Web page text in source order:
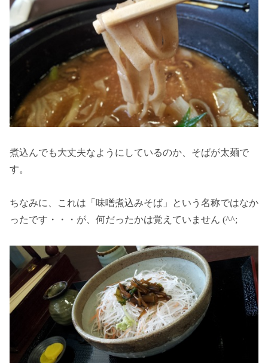
煮込んでも大丈夫なようにしているのか、そばが太麺で
す。
ちなみに、これは「味噌煮込みそば」という名称ではなか
ったです・・・が、何だったかは覚えていません (^^;